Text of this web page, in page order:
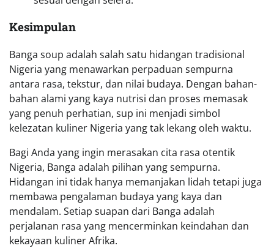
Kesimpulan
Banga soup adalah salah satu hidangan tradisional
Nigeria yang menawarkan perpaduan sempurna
antara rasa, tekstur, dan nilai budaya. Dengan bahan-
bahan alami yang kaya nutrisi dan proses memasak
yang penuh perhatian, sup ini menjadi simbol
kelezatan kuliner Nigeria yang tak lekang oleh waktu.
Bagi Anda yang ingin merasakan cita rasa otentik
Nigeria, Banga adalah pilihan yang sempurna.
Hidangan ini tidak hanya memanjakan lidah tetapi juga
membawa pengalaman budaya yang kaya dan
mendalam. Setiap suapan dari Banga adalah
perjalanan rasa yang mencerminkan keindahan dan
kekayaan kuliner Afrika.